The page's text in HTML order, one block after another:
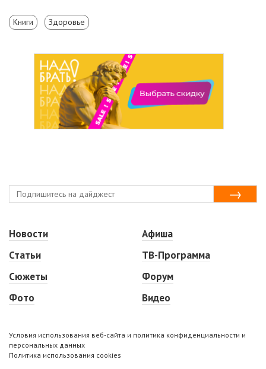
Книги Здоровье
Новости
Статьи
Сюжеты
Фото
Афиша
ТВ-Программа
Форум
Видео
Условия использования веб-сайта и политика конфиденциальности и
персональных данных
Политика использования cookies